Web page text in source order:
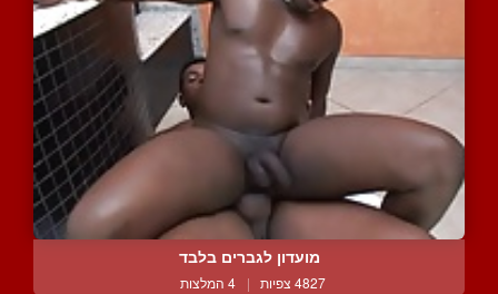
מועדון לגברים בלבד
4827 צפיות | 4 המלצות